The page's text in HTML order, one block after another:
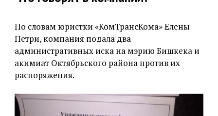
По словам юристки «КомТрансКома» Елены
Петри, компания подала два
административных иска на мэрию Бишкека и
акимиат Октябрьского района против их
распоряжения.